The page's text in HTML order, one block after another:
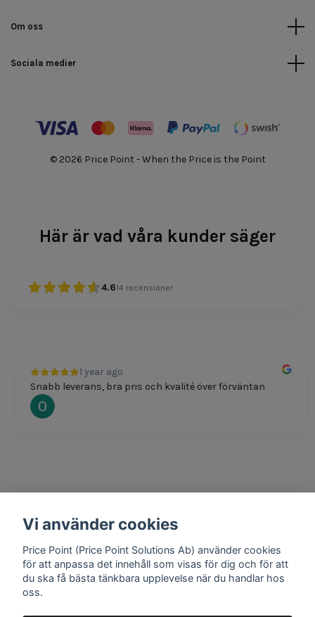
Om oss
Sociala medier
© 2026 Price Point - When the Price is the Point
Här är vad våra kunder säger
4.614 recensioner
1 year ago
Snabb leverans, bra pris och kvalité över förväntan
Oscar Svensson
1 year ago
Mathias Johansson
Vi använder cookies
Price Point (Price Point Solutions Ab) använder cookies
för att anpassa det innehåll som visas för dig och för att
du ska få bästa tänkbara upplevelse när du handlar hos
oss.